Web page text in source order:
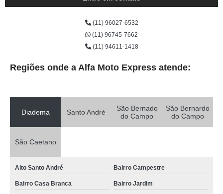
(11) 96027-6532
(11) 96745-7662
(11) 94611-1418
Regiões onde a Alfa Moto Express atende:
Diadema Santo André
São Bernado
do Campo
São Bernardo
do Campo
São Caetano
Alto Santo André Bairro Campestre
Bairro Casa Branca Bairro Jardim